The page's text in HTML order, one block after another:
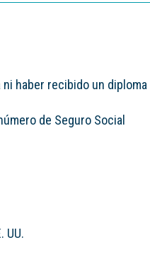
haber recibido un
de Seguro Social
UU.